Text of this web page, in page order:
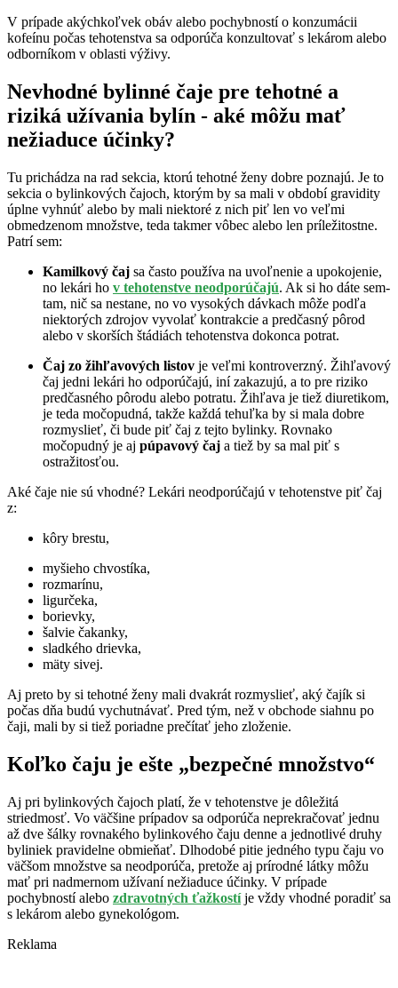
V prípade akýchkoľvek obáv alebo pochybností o konzumácii
kofeínu počas tehotenstva sa odporúča konzultovať s lekárom alebo
odborníkom v oblasti výživy.
Nevhodné bylinné čaje pre tehotné a
riziká užívania bylín - aké môžu mať
nežiaduce účinky?
Tu prichádza na rad sekcia, ktorú tehotné ženy dobre poznajú. Je to
sekcia o bylinkových čajoch, ktorým by sa mali v období gravidity
úplne vyhnúť alebo by mali niektoré z nich piť len vo veľmi
obmedzenom množstve, teda takmer vôbec alebo len príležitostne.
Patrí sem:
Kamilkový čaj sa často používa na uvoľnenie a upokojenie,
no lekári ho v tehotenstve neodporúčajú. Ak si ho dáte sem-
tam, nič sa nestane, no vo vysokých dávkach môže podľa
niektorých zdrojov vyvolať kontrakcie a predčasný pôrod
alebo v skorších štádiách tehotenstva dokonca potrat.
Čaj zo žihľavových listov je veľmi kontroverzný. Žihľavový
čaj jedni lekári ho odporúčajú, iní zakazujú, a to pre riziko
predčasného pôrodu alebo potratu. Žihľava je tiež diuretikom,
je teda močopudná, takže každá tehuľka by si mala dobre
rozmyslieť, či bude piť čaj z tejto bylinky. Rovnako
močopudný je aj púpavový čaj a tiež by sa mal piť s
ostražitosťou.
Aké čaje nie sú vhodné? Lekári neodporúčajú v tehotenstve piť čaj
z:
kôry brestu,
myšieho chvostíka,
rozmarínu,
ligurčeka,
borievky,
šalvie čakanky,
sladkého drievka,
mäty sivej.
Aj preto by si tehotné ženy mali dvakrát rozmyslieť, aký čajík si
počas dňa budú vychutnávať. Pred tým, než v obchode siahnu po
čaji, mali by si tiež poriadne prečítať jeho zloženie.
Koľko čaju je ešte „bezpečné množstvo“
Aj pri bylinkových čajoch platí, že v tehotenstve je dôležitá
striedmosť. Vo väčšine prípadov sa odporúča neprekračovať jednu
až dve šálky rovnakého bylinkového čaju denne a jednotlivé druhy
byliniek pravidelne obmieňať. Dlhodobé pitie jedného typu čaju vo
väčšom množstve sa neodporúča, pretože aj prírodné látky môžu
mať pri nadmernom užívaní nežiaduce účinky. V prípade
pochybností alebo zdravotných ťažkostíje vždy vhodné poradiť sa
s lekárom alebo gynekológom.
Reklama